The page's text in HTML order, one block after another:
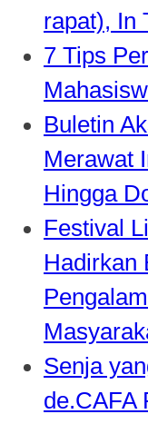
rapat), In
7 Tips
Buletin
Merawat
Hingga
Festival
Hadirkan
Senja
de.CAFA